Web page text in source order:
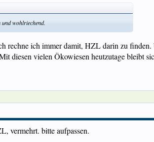
wohlriechend.
rechne ich immer damit, HZL darin zu
diesen vielen Ökowiesen heutzutage bleibt
vermehrt. bitte aufpassen.